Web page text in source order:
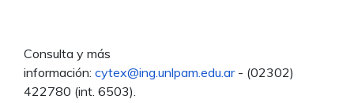
Consulta y más
información: cytex@ing.unlpam.edu.ar- (02302)
422780 (int. 6503).